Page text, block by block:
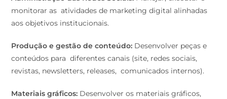
monitorar as atividades de marketing digital alinhadas
aos objetivos institucionais.
Produção e gestão de conteúdo: Desenvolver peças e
conteúdos para diferentes canais (site, redes sociais,
revistas, newsletters, releases, comunicados internos).
Materiais gráficos: Desenvolver os materiais gráficos,